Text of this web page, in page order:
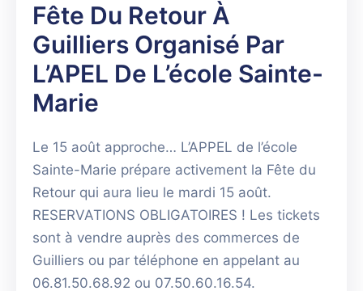
Fête Du Retour À
Guilliers Organisé Par
L’APEL De L’école Sainte-
Marie
Le 15 août approche… L’APPEL de l’école
Sainte-Marie prépare activement la Fête du
Retour qui aura lieu le mardi 15 août.
RESERVATIONS OBLIGATOIRES ! Les tickets
sont à vendre auprès des commerces de
Guilliers ou par téléphone en appelant au
06.81.50.68.92 ou 07.50.60.16.54.